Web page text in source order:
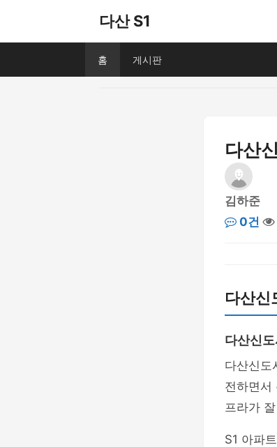
다산 S1
홈 게시판
다산
김하준
0건
다산신
다산신
다산신도
전하면서
프라가
S1 아파